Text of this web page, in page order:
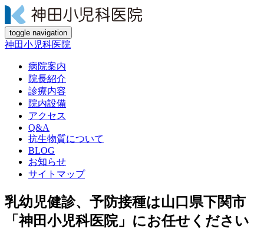
toggle navigation
神田小児科医院
病院案内
院長紹介
診療内容
院内設備
アクセス
Q&A
抗生物質について
BLOG
お知らせ
サイトマップ
乳幼児健診、予防接種は山口県下関市
「神田小児科医院」にお任せください